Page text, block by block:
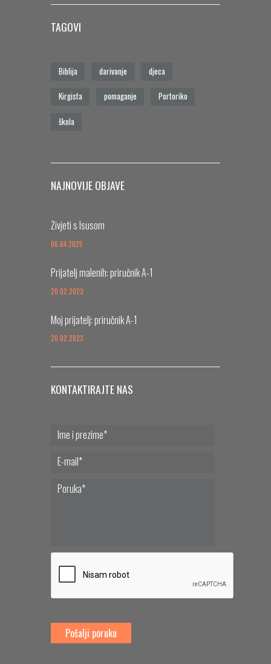
TAGOVI
Biblija darivanje djeca
Kirgista pomaganje Portoriko
škola
NAJNOVIJE OBJAVE
Živjeti s Isusom
06.04.2025
Prijatelj malenih: priručnik A-1
20.02.2023
Moj prijatelj: priručnik A-1
20.02.2023
KONTAKTIRAJTE NAS